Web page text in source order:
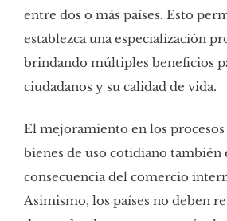
entre dos o más países. Esto
establezca una especialización
brindando múltiples beneficios
ciudadanos y su calidad de vida.
El mejoramiento en los
bienes de uso cotidiano también
consecuencia del comercio
Asimismo, los países no deben